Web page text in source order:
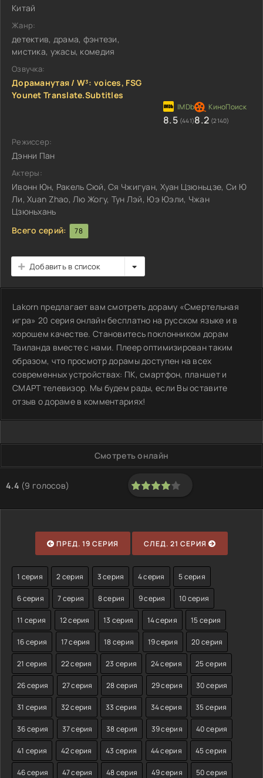
Китай
Жанр:
детектив, драма, фэнтези,
мистика, ужасы, комедия
Озвучка:
Дораманутая / W³: voices, FSG
Younet Translate.Subtitles
8.5 (441)8.2 (2140)
Режиссер:
Дэнни Пан
Актеры:
Ивонн Юн, Ракель Сюй, Ся Чжигуан, Хуан Цзюньцзе, Си Ю
Ли, Xuan Zhao, Лю Жогу, Тун Лэй, Юэ Юэли, Чжан
Цзюньхань
Всего серий:
78
Добавить в список
Lakorn предлагает вам смотреть дораму «Смертельная
игра» 20 серия онлайн бесплатно на русском языке и в
хорошем качестве. Становитесь поклонником дорам
Таиланда вместе с нами. Плеер оптимизирован таким
образом, что просмотр дорамы доступен на всех
современных устройствах: ПК, смартфон, планшет и
СМАРТ телевизор. Мы будем рады, если Вы оставите
отзыв о дораме в комментариях!
Смотреть онлайн
4.4 (9 голосов)
80
ПРЕД. 19 СЕРИЯ СЛЕД. 21 СЕРИЯ
1 серия 2 серия 3 серия 4 серия 5 серия
6 серия 7 серия 8 серия 9 серия 10 серия
11 серия 12 серия 13 серия 14 серия 15 серия
16 серия 17 серия 18 серия 19 серия 20 серия
21 серия 22 серия 23 серия 24 серия 25 серия
26 серия 27 серия 28 серия 29 серия 30 серия
31 серия 32 серия 33 серия 34 серия 35 серия
36 серия 37 серия 38 серия 39 серия 40 серия
41 серия 42 серия 43 серия 44 серия 45 серия
46 серия 47 серия 48 серия 49 серия 50 серия